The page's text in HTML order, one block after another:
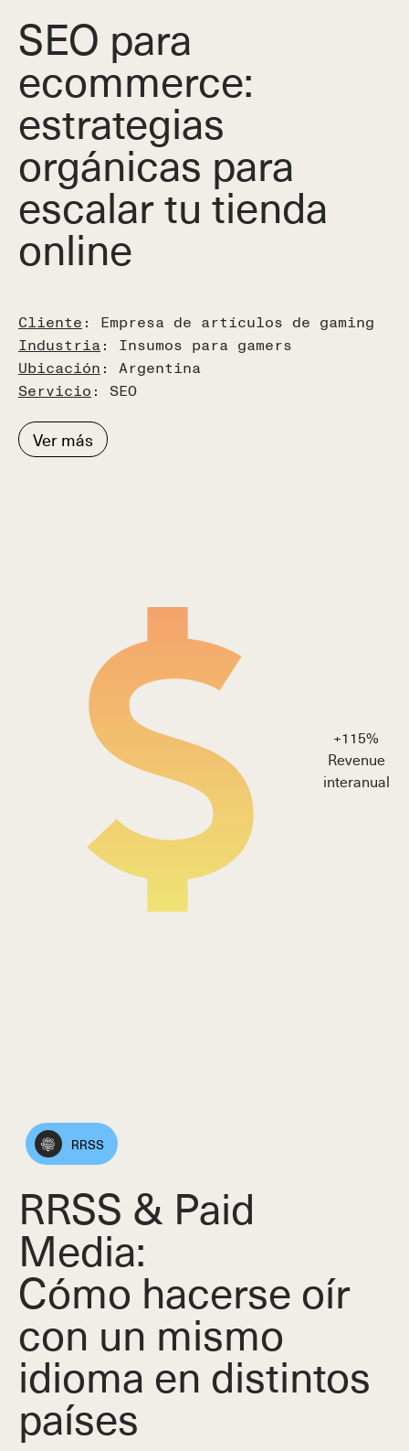
SEO para
ecommerce:
estrategias
orgánicas para
escalar tu tienda
online
Cliente : Empresa de artículos de gaming
Industria: Insumos para gamers
Ubicación : Argentina
Servicio : SEO
Ver más
+115%
Revenue
interanual
RRSS
RRSS & Paid
Media:
Cómo hacerse oír
con un mismo
idioma en distintos
países